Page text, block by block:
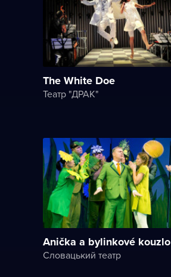
The White Doe
Театр "ДРАК"
Anička a bylinkové kouzlo
Словацький театр